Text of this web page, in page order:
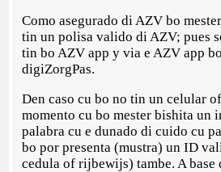
Como asegurado di AZV bo
tin un polisa valido di AZV; pues
tin bo AZV app y via e AZV app
digiZorgPas.
Den caso cu bo no tin un celular
momento cu bo mester bishita un
palabra cu e dunado di cuido cu
bo por presenta (mustra) un ID
cedula of rijbewijs) tambe. A